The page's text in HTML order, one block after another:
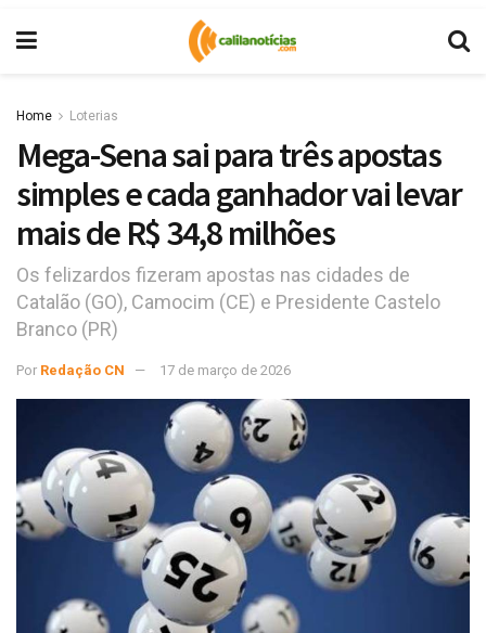
Home Loterias
Mega-Sena sai para três apostas
simples e cada ganhador vai levar
mais de R$ 34,8 milhões
Os felizardos fizeram apostas nas cidades de
Catalão (GO), Camocim (CE) e Presidente Castelo
Branco (PR)
Por Redação CN 17 de março de 2026